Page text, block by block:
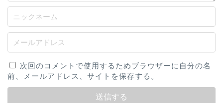
次回のコメントで使用するためブラウザーに自分の名
前、メールアドレス、サイトを保存する。